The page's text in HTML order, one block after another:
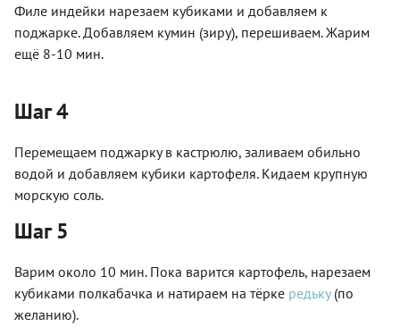
Филе индейки нарезаем кубиками и добавляем к
поджарке. Добавляем кумин (зиру), перешиваем. Жарим
ещё 8-10 мин.
Шаг 4
Перемещаем поджарку в кастрюлю, заливаем обильно
водой и добавляем кубики картофеля. Кидаем крупную
морскую соль.
Шаг 5
Варим около 10 мин. Пока варится картофель, нарезаем
кубиками полкабачка и натираем на тёрке редьку(по
желанию).